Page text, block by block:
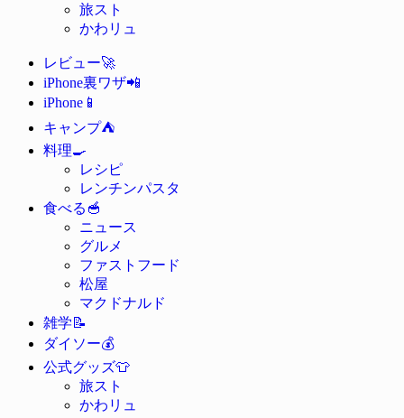
旅スト
かわリュ
レビュー🚀
iPhone裏ワザ📲
iPhone 📱
キャンプ⛺
料理🍳
レシピ
レンチンパスタ
食べる 🥣
ニュース
グルメ
ファストフード
松屋
マクドナルド
雑学📝
ダイソー💰
公式グッズ👕
旅スト
かわリュ